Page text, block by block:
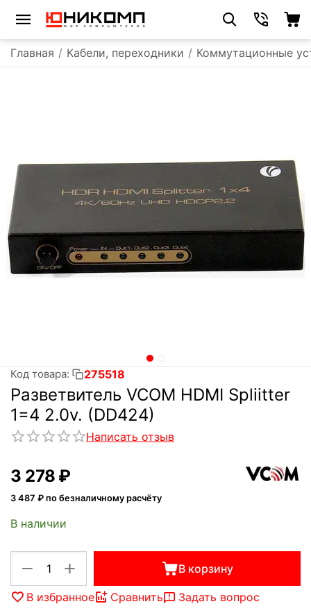
Главная / Кабели, переходники / Коммутационные
Код товара: 275518
Разветвитель VCOM HDMI Spliitter
1=4 2.0v. (DD424)
Написать отзыв
3 278 ₽
3 487 ₽ по безналичному расчёту
В наличии
+
− В корзину
В избранное Сравнить Задать вопрос